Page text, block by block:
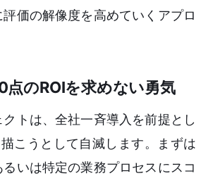
価の解像度を高めていくアプロ
点のROIを求めない勇気
トは、全社一斉導入を前提とし
こうとして自滅します。まずは
いは特定の業務プロセスにスコ